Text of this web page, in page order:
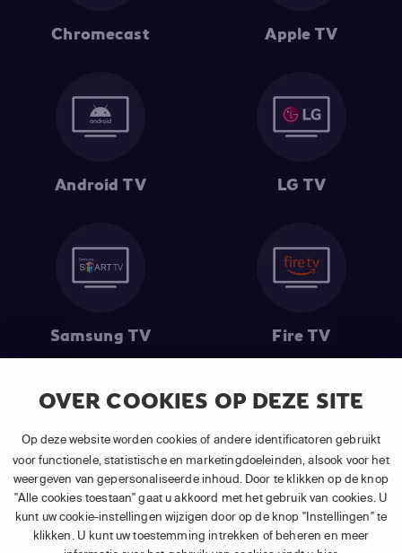
OVER COOKIES OP DEZE SITE
Op deze website worden cookies of andere identificatoren gebruikt
voor functionele, statistische en marketingdoeleinden, alsook voor het
weergeven van gepersonaliseerde inhoud. Door te klikken op de knop
"Alle cookies toestaan" gaat u akkoord met het gebruik van cookies. U
kunt uw cookie-instellingen wijzigen door op de knop "Instellingen" te
klikken. U kunt uw toestemming intrekken of beheren en meer
Chromecast Apple TV
Android TV LG TV
Samsung TV Fire TV
(1) De eerste 30 dagen gratis: Geldig op alle nieuwe abonnementen
van APP TV Light, Basic of Plus.
(2) Prijs abonnement : Incl. BTW.
(3) Restart & Replayis beschikbaar voorvolgende zendersafhankelijk
van je gekozen pakket.